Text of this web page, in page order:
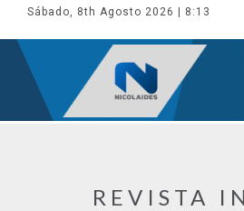
Sábado, 8th Agosto 2026 | 8:13
REVISTA